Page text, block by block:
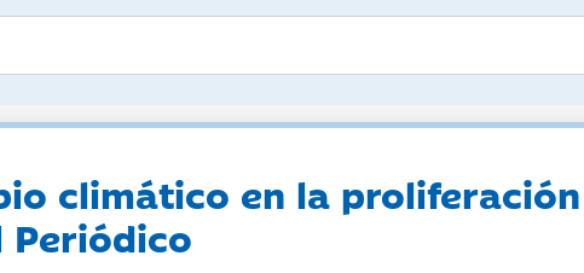
climático en la
Periódico